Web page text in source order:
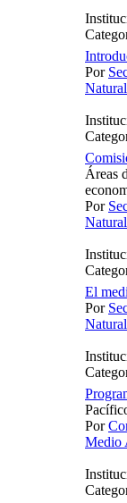
Por
Áreas
Por
El
Por
Por
Medio